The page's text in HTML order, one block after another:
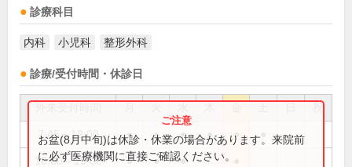
診療科目
内科 小児科 整形外科
診療/受付時間・休診日
祝
7:45～12:00 ● ● ● ● ●
16:00～19:00 ● ● ●
お盆(8月中旬)は休診・休業の場合があります。来院前
に必ず医療機関に直接ご確認ください。